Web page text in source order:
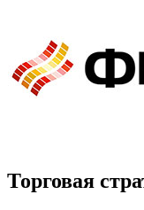
Торговая